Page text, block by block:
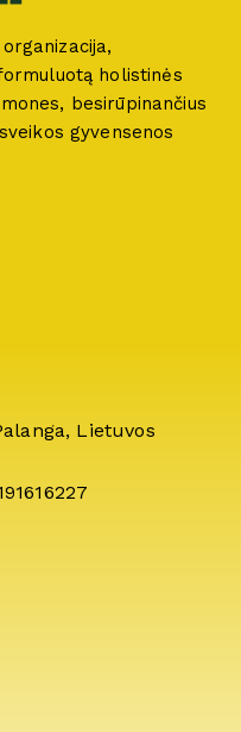
holistinės
besirūpinančius
gyvensenos
Lietuvos